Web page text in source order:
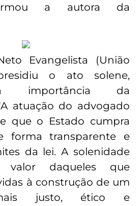
a autora da
Evangelista (União
o ato solene,
importância da
atuação do advogado
que o Estado cumpra
forma transparente e
da lei. A solenidade
valor daqueles que
à construção de um
justo, ético e